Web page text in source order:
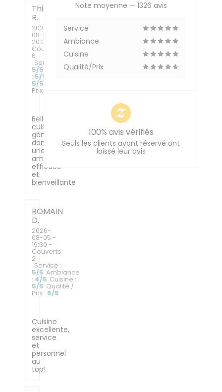
Thierry
R
2026-
08-06
20:00 -
Couverts
6
Service
5/5 Ambiance
: 5/5
5/5
Prix
Belle
cuisine
généreuse
dans
une
ambiance
efficace
et
bienveillante
ROMAIN
D
2026-
08-05 -
19:30 -
Couverts
2
Service :
5/5 Ambiance
: 4/5 Cuisine :
5/5 Qualité /
Prix : 5/5
Cuisine
excellente,
service
et
personnel
au
top!
Note moyenne — 1326 avis
Service
Ambiance
Cuisine
Qualité/Prix
100% avis vérifiés
Seuls les clients ayant réservé ont
laissé leur avis